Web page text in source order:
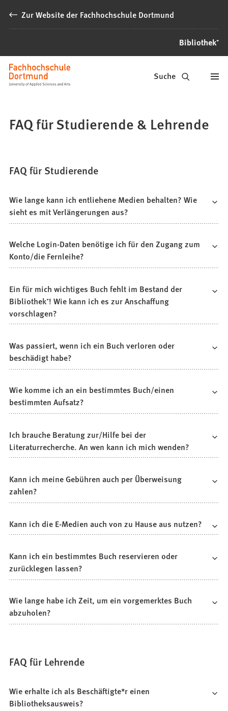
Inhalt anspringen
Zur Website der Fachhochschule Dortmund
Bibliothek⁺
Bibliothek⁺
Suche
FAQ für Studierende & Lehrende
FAQ für Studierende
Wie lange kann ich entliehene Medien behalten? Wie
sieht es mit Verlängerungen aus?
Welche Login-Daten benötige ich für den Zugang zum
Konto/die Fernleihe?
Ein für mich wichtiges Buch fehlt im Bestand der
Bibliothek⁺! Wie kann ich es zur Anschaffung
vorschlagen?
Was passiert, wenn ich ein Buch verloren oder
beschädigt habe?
Wie komme ich an ein bestimmtes Buch/einen
bestimmten Aufsatz?
Ich brauche Beratung zur/Hilfe bei der
Literaturrecherche. An wen kann ich mich wenden?
Kann ich meine Gebühren auch per Überweisung
zahlen?
Kann ich die E-Medien auch von zu Hause aus nutzen?
Kann ich ein bestimmtes Buch reservieren oder
zurücklegen lassen?
Wie lange habe ich Zeit, um ein vorgemerktes Buch
abzuholen?
FAQ für Lehrende
Wie erhalte ich als Beschäftigte*r einen
Bibliotheksausweis?